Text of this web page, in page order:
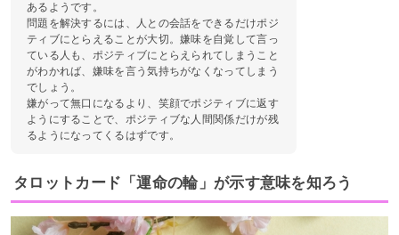
あるようです。
問題を解決するには、人との会話をできるだけポジ
ティブにとらえることが大切。嫌味を自覚して言っ
ている人も、ポジティブにとらえられてしまうこと
がわかれば、嫌味を言う気持ちがなくなってしまう
でしょう。
嫌がって無口になるより、笑顔でポジティブに返す
ようにすることで、ポジティブな人間関係だけが残
るようになってくるはずです。
タロットカード「運命の輪」が示す意味を知ろう